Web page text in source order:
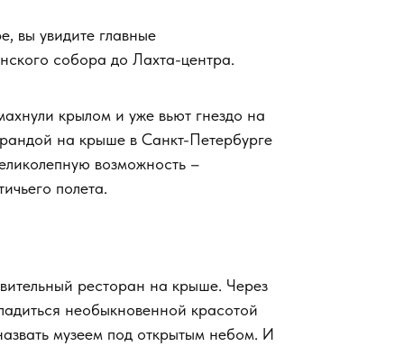
вы увидите главные
собора до Лахта-центра.
крылом и уже вьют гнездо на
на крыше в Санкт-Петербурге
возможность –
полета.
ресторан на крыше. Через
необыкновенной красотой
музеем под открытым небом. И